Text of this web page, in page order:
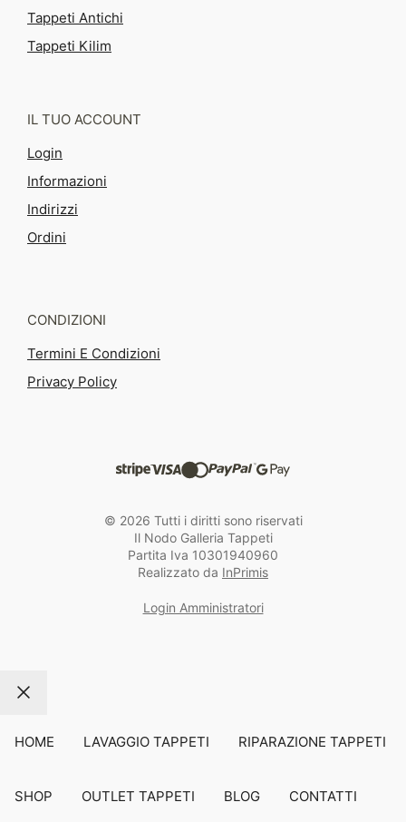
Tappeti Antichi
Tappeti Kilim
IL TUO ACCOUNT
Login
Informazioni
Indirizzi
Ordini
CONDIZIONI
Termini E Condizioni
Privacy Policy
© 2026 Tutti i diritti sono riservati
Il Nodo Galleria Tappeti
Partita Iva 10301940960
Realizzato da InPrimis
Login Amministratori
HOME LAVAGGIO TAPPETI RIPARAZIONE TAPPETI
SHOP OUTLET TAPPETI BLOG CONTATTI